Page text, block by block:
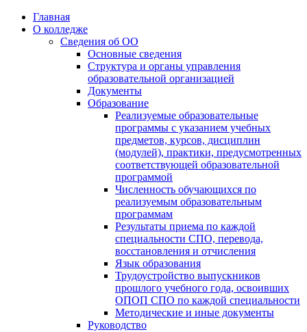
Главная
О колледже
Сведения об ОО
Основные сведения
Структура и органы управления
образовательной организацией
Документы
Образование
Реализуемые образовательные
программы с указанием учебных
предметов, курсов, дисциплин
(модулей), практики, предусмотренных
соответствующей образовательной
программой
Численность обучающихся по
реализуемым образовательным
программам
Результаты приема по каждой
специальности СПО, перевода,
восстановления и отчисления
Язык образования
Трудоустройство выпускников
прошлого учебного года, освоивших
ОПОП СПО по каждой специальности
Методические и иные документы
Руководство